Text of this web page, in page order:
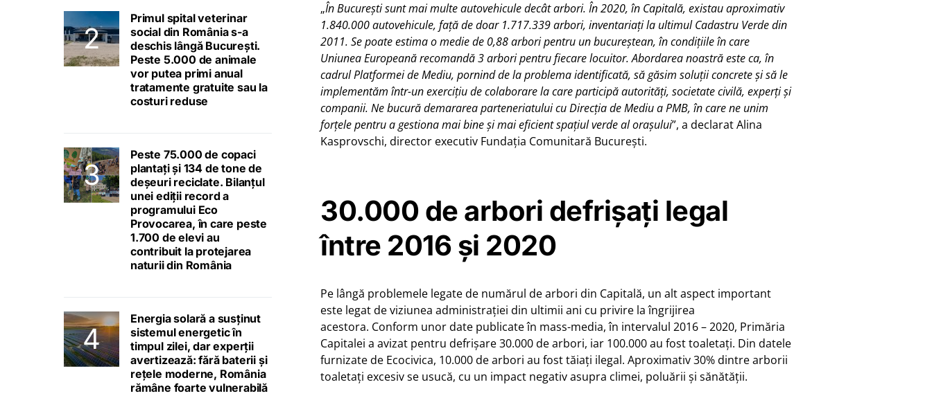
„În București sunt mai multe autovehicule decât arbori. În 2020, în Capitală, existau aproximativ
1.840.000 autovehicule, față de doar 1.717.339 arbori, inventariați la ultimul Cadastru Verde din
2011. Se poate estima o medie de 0,88 arbori pentru un bucureștean, în condițiile în care
Uniunea Europeană recomandă 3 arbori pentru fiecare locuitor. Abordarea noastră este ca, în
cadrul Platformei de Mediu, pornind de la problema identificată, să găsim soluții concrete și să le
implementăm într-un exercițiu de colaborare la care participă autorități, societate civilă, experți și
companii. Ne bucură demararea parteneriatului cu Direcția de Mediu a PMB, în care ne unim
forțele pentru a gestiona mai bine și mai eficient spațiul verde al orașului”, a declarat Alina
Kasprovschi, director executiv Fundația Comunitară București.
30.000 de arbori defrișați legal
între 2016 și 2020
Pe lângă problemele legate de numărul de arbori din Capitală, un alt aspect important
este legat de viziunea administrației din ultimii ani cu privire la îngrijirea
acestora. Conform unor date publicate în mass-media, în intervalul 2016 – 2020, Primăria
Capitalei a avizat pentru defrișare 30.000 de arbori, iar 100.000 au fost toaletați. Din datele
furnizate de Ecocivica, 10.000 de arbori au fost tăiați ilegal. Aproximativ 30% dintre arborii
toaletați excesiv se usucă, cu un impact negativ asupra climei, poluării și sănătății.
Primul spital veterinar
social din România s-a
deschis lângă București.
Peste 5.000 de animale
vor putea primi anual
tratamente gratuite sau la
costuri reduse
Peste 75.000 de copaci
plantați și 134 de tone de
deșeuri reciclate. Bilanțul
unei ediții record a
programului Eco
Provocarea, în care peste
1.700 de elevi au
contribuit la protejarea
naturii din România
Energia solară a susținut
sistemul energetic în
timpul zilei, dar experții
avertizează: fără baterii și
rețele moderne, România
rămâne foarte vulnerabilă